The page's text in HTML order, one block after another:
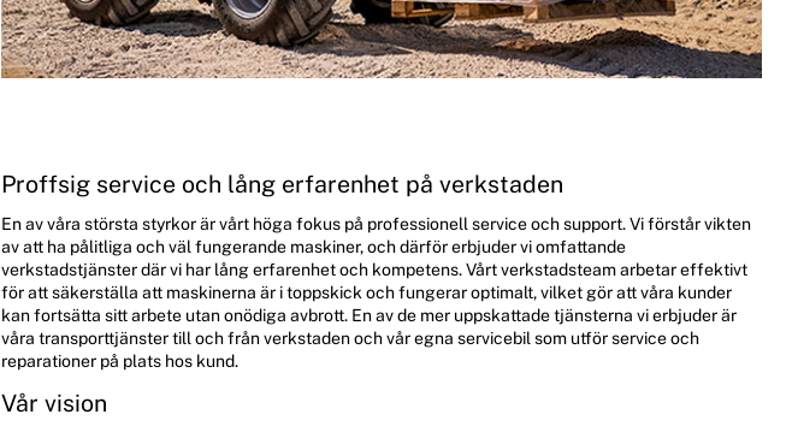
Proffsig service och lång erfarenhet på verkstaden
En av våra största styrkor är vårt höga fokus på professionell service och support. Vi förstår vikten
av att ha pålitliga och väl fungerande maskiner, och därför erbjuder vi omfattande
verkstadstjänster där vi har lång erfarenhet och kompetens. Vårt verkstadsteam arbetar effektivt
för att säkerställa att maskinerna är i toppskick och fungerar optimalt, vilket gör att våra kunder
kan fortsätta sitt arbete utan onödiga avbrott. En av de mer uppskattade tjänsterna vi erbjuder är
våra transporttjänster till och från verkstaden och vår egna servicebil som utför service och
reparationer på plats hos kund.
Vår vision